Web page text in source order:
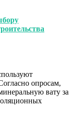
опросам,
вату за